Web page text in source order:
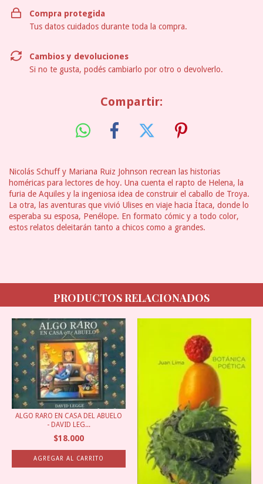
Compra protegida
Tus datos cuidados durante toda la compra.
Cambios y devoluciones
Si no te gusta, podés cambiarlo por otro o devolverlo.
Compartir:
Nicolás Schuff y Mariana Ruiz Johnson recrean las historias
homéricas para lectores de hoy. Una cuenta el rapto de Helena, la
furia de Aquiles y la ingeniosa idea de construir el caballo de Troya.
La otra, las aventuras que vivió Ulises en viaje hacia Ítaca, donde lo
esperaba su esposa, Penélope. En formato cómic y a todo color,
estos relatos deleitarán tanto a chicos como a grandes.
PRODUCTOS RELACIONADOS
ALGO RARO EN CASA DEL ABUELO
- DAVID LEG...
$18.000